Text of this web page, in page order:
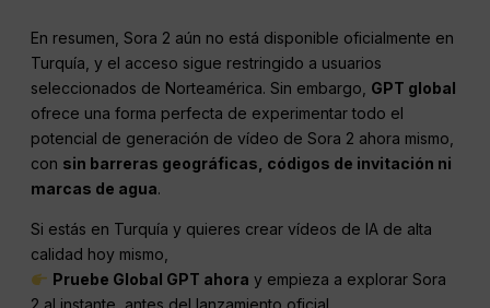
En resumen, Sora 2 aún no está disponible oficialmente en
Turquía, y el acceso sigue restringido a usuarios
seleccionados de Norteamérica. Sin embargo, GPT global
ofrece una forma perfecta de experimentar todo el
potencial de generación de vídeo de Sora 2 ahora mismo,
con sin barreras geográficas, códigos de invitación ni
marcas de agua.
Si estás en Turquía y quieres crear vídeos de IA de alta
calidad hoy mismo,
Pruebe Global GPT ahora y empieza a explorar Sora